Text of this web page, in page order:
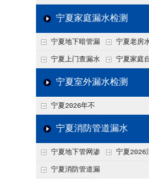
材质、漏点类
水检测价格高？2026
巧
上门漏水检测价
类报价一览
宁夏家庭漏水检测
宁夏地下暗管漏
水检测技术与价格关
联2026，不同方法收
宁夏老房
水检测与维修
26，老旧管道
宁夏上门查漏水
vs 自行检测：2026
析
宁夏家庭
管漏水检测全
宁夏室外漏水检测
宁夏2026年不
同城市上门查漏水价
价参考
宁夏消防管道漏水
宁夏地下管网渗
漏检测
宁夏2026
宁夏消防管道漏